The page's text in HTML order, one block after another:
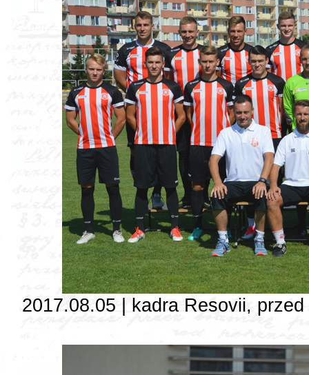
2017.08.05 | kadra Resovii,